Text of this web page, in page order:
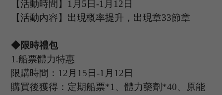
【活動時間】 1 月 5 日-1 月 12 日
【活動內容】出現概率提升，出現章33節章
◆限時禮包
1.船票體力特惠
限購時間： 12 月 15 日-1 月 12 日
購買後獲得：定期船票*1 、體力藥劑 *40、原能